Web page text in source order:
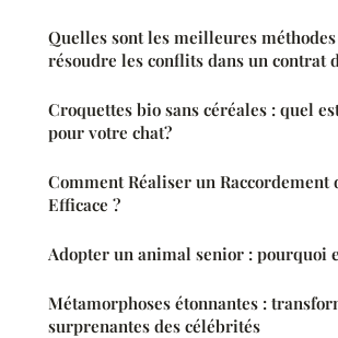
Quelles sont les meilleures
résoudre les conflits dans un contrat
Croquettes bio sans céréales : quel
pour votre chat?
Comment Réaliser un Raccordement
Efficace ?
Adopter un animal senior : pourquoi
Métamorphoses étonnantes :
surprenantes des célébrités